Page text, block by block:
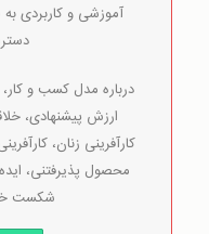
آموزشی و کاربردی
درباره مدل کسب و
ارزش پیشنهادی،
کارآفرینی زنان،
محصول پذیرفتنی،
شکست